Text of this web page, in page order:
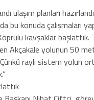
ulaşım planları
bu konuda çalışmaları
kavşaklar
Akçakale yolunun 50
raylı sistem yolun